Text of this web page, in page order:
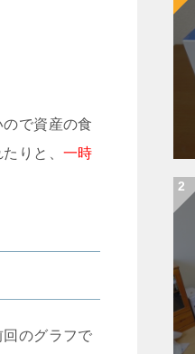
で資産の食
たりと、一時
のグラフで